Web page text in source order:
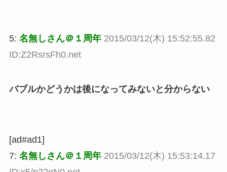
5: 名無しさん＠１周年 2015/03/12(木) 15:52:55.82
ID:Z2RsrsFh0.net
バブルかどうかは後になってみないと分からない
[ad#ad1]
7: 名無しさん＠１周年 2015/03/12(木) 15:53:14.17